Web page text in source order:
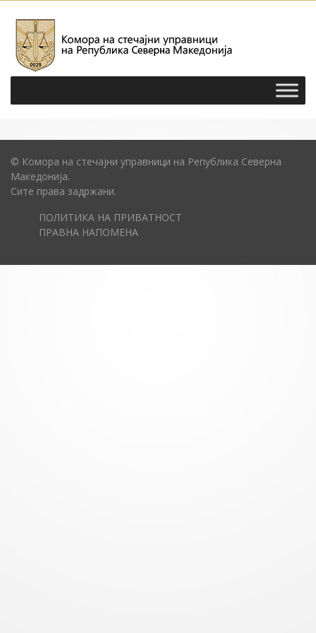
© Комора на стечајни управници на Република Северна
Македонија.
Сите права задржани.
ПОЛИТИКА НА ПРИВАТНОСТ
ПРАВНА НАПОМЕНА